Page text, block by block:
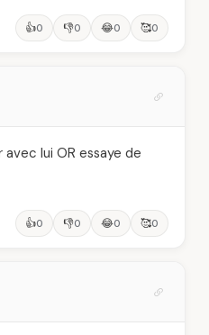
👍0 👎0 😂0 🥰0
lui OR essaye de
👍0 👎0 😂0 🥰0